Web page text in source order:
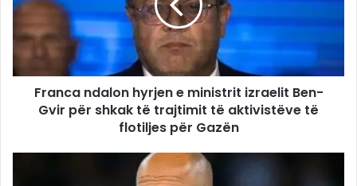
Franca ndalon hyrjen e ministrit izraelit Ben-
Gvir për shkak të trajtimit të aktivistëve të
flotiljes për Gazën